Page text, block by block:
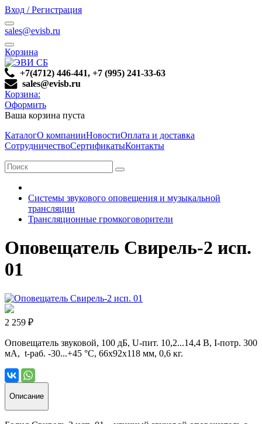
Вход / Регистрация
sales@evisb.ru
Корзина
+7(4712) 446-441, +7 (995) 241-33-63
sales@evisb.ru
Корзина:
Оформить
Ваша корзина пуста
КаталогО компанииНовостиОплата и доставка
СотрудничествоСертификатыКонтакты
Системы звукового оповещения и музыкальной
трансляции
Трансляционные громкоговорители
Оповещатель Свирель-2 исп.
01
2 259 ₽
Оповещатель звуковой, 100 дБ, U-пит. 10,2...14,4 В, I-потр. 300
мА, t-раб. -30...+45 °С, 66х92х118 мм, 0,6 кг.
Описание